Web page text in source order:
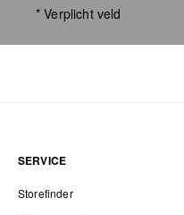
* Verplicht veld
SERVICE
Storefinder